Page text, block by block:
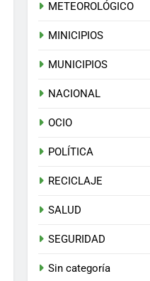
METEOROLÓGICO
MINICIPIOS
MUNICIPIOS
NACIONAL
OCIO
POLÍTICA
RECICLAJE
SALUD
SEGURIDAD
Sin categoría